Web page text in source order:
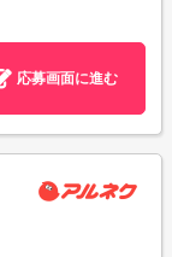
応募画面に進む